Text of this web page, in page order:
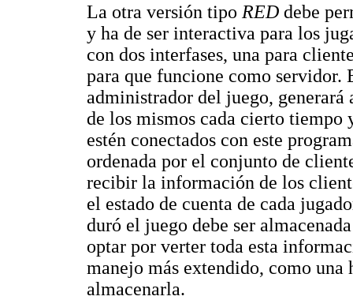
La otra versión tipo RED debe
y ha de ser interactiva para los
con dos interfases, una para
para que funcione como servidor.
administrador del juego,
de los mismos cada cierto tiempo
estén conectados con este
ordenada por el conjunto de
recibir la información de los
el estado de cuenta de cada
duró el juego debe ser
optar por verter toda esta
manejo más extendido, como
almacenarla.